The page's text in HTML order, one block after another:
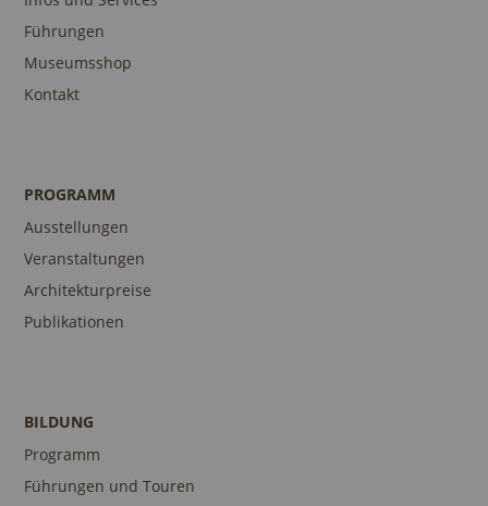
Führungen
Museumsshop
Kontakt
PROGRAMM
Ausstellungen
Veranstaltungen
Architekturpreise
Publikationen
BILDUNG
Programm
Führungen und Touren